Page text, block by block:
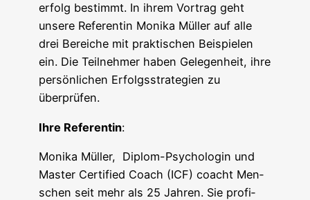
erfolg bestimmt. In ihrem Vor­trag geht
unse­re Refe­ren­tin Moni­ka Mül­ler auf alle
drei Berei­che mit prak­ti­schen Bei­spie­len
ein. Die Teil­neh­mer haben Gele­gen­heit, ihre
per­sön­li­chen Erfolgs­stra­te­gien zu
überprüfen.
Ihre Refe­ren­tin:
Moni­ka Mül­ler, Diplom-Psy­cho­lo­gin und
Mas­ter Cer­ti­fied Coach (ICF) coacht Men­
schen seit mehr als 25 Jah­ren. Sie pro­fi­